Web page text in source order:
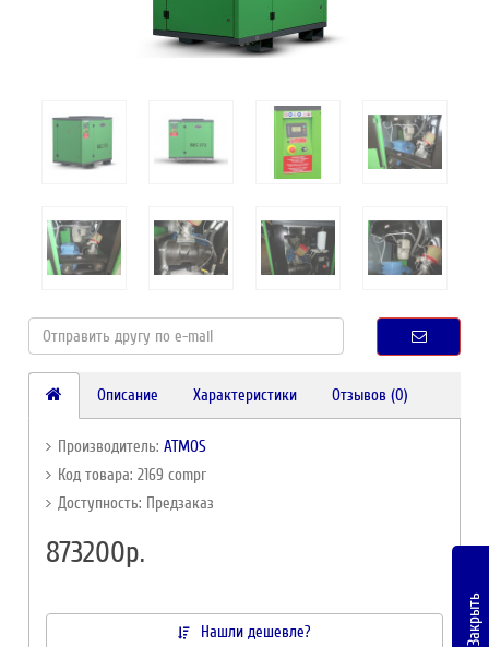
Описание Характеристики Отзывов (0)
Производитель:ATMOS
Код товара: 2169 compr
Доступность: Предзаказ
873200р.
Нашли дешевле? Закрыть